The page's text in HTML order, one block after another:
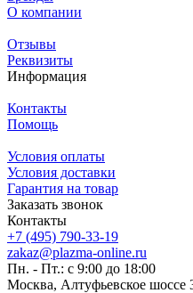
О компании
Отзывы
Реквизиты
Информация
Контакты
Помощь
Условия оплаты
Условия доставки
Гарантия на товар
Заказать звонок
Контакты
+7 (495) 790-33-19
zakaz@plazma-online.ru
Пн. - Пт.: с 9:00 до 18:00
Москва, Алтуфьевское шоссе